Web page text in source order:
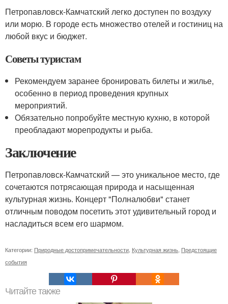
Петропавловск-Камчатский легко доступен по воздуху
или морю. В городе есть множество отелей и гостиниц на
любой вкус и бюджет.
Советы туристам
Рекомендуем заранее бронировать билеты и жилье,
особенно в период проведения крупных
мероприятий.
Обязательно попробуйте местную кухню, в которой
преобладают морепродукты и рыба.
Заключение
Петропавловск-Камчатский — это уникальное место, где
сочетаются потрясающая природа и насыщенная
культурная жизнь. Концерт "Полналюбви" станет
отличным поводом посетить этот удивительный город и
насладиться всем его шармом.
Категории: Природные достопримечательности Культурная жизнь Предстоящие
события
Читайте также